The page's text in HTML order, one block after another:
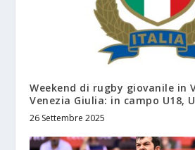
Weekend di rugby giovanile in
Venezia Giulia: in campo U18,
26 Settembre 2025